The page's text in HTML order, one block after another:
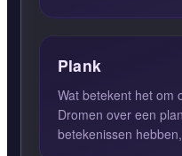
Plank
Wat betekent het om
Dromen over een
betekenissen